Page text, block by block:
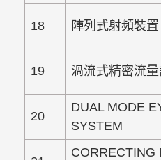
18 陣列式射頻裝置
19 渦流式精密流
20
DUAL MODE
SYSTEM
CORRECTING